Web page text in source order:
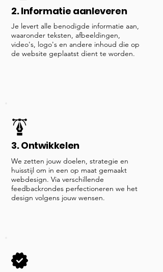
2. Informatie aanleveren
Je levert alle benodigde informatie aan,
waaronder teksten, afbeeldingen,
video's, logo's en andere inhoud die op
de website geplaatst dient te worden.
3. Ontwikkelen
We zetten jouw doelen, strategie en
huisstijl om in een op maat gemaakt
webdesign. Via verschillende
feedbackrondes perfectioneren we het
design volgens jouw wensen.